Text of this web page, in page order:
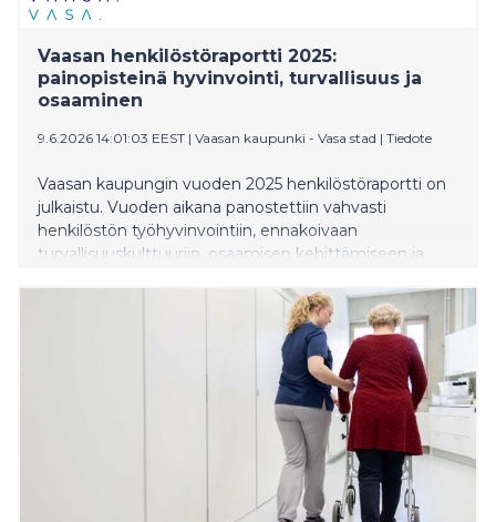
Vaasan henkilöstöraportti 2025:
painopisteinä hyvinvointi, turvallisuus ja
osaaminen
9.6.2026 14:01:03 EEST | Vaasan kaupunki - Vasa stad | Tiedote
Vaasan kaupungin vuoden 2025 henkilöstöraportti on
julkaistu. Vuoden aikana panostettiin vahvasti
henkilöstön työhyvinvointiin, ennakoivaan
turvallisuuskulttuuriin, osaamisen kehittämiseen ja